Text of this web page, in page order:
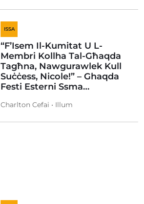
ISSA
“F’Isem Il-Kumitat U L-
Membri Kollha Tal-Għaqda
Tagħna, Nawgurawlek Kull
Suċċess, Nicole!” – Ghaqda
Festi Esterni Ssma…
Charlton Cefai • Illum